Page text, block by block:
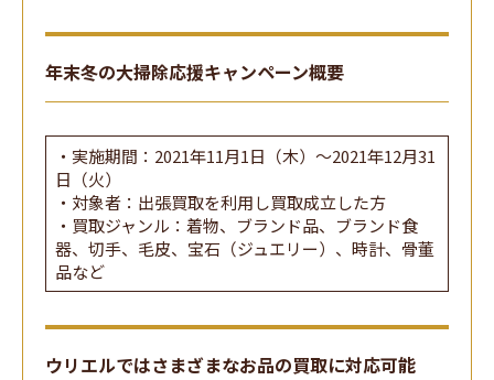
年末冬の大掃除応援キャンペーン概要
・実施期間：2021年11月1日（木）～2021年12月31
日（火）
・対象者：出張買取を利用し買取成立した方
・買取ジャンル：着物、ブランド品、ブランド食
器、切手、毛皮、宝石（ジュエリー）、時計、骨董
品など
ウリエルではさまざまなお品の買取に対応可能